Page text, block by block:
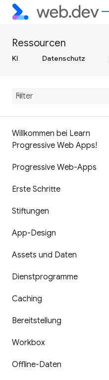
Ressourcen
KI Datenschutz
Willkommen bei Learn
Progressive Web Apps!
Progressive Web-Apps
Erste Schritte
Stiftungen
App-Design
Assets und Daten
Dienstprogramme
Caching
Bereitstellung
Workbox
Offline-Daten